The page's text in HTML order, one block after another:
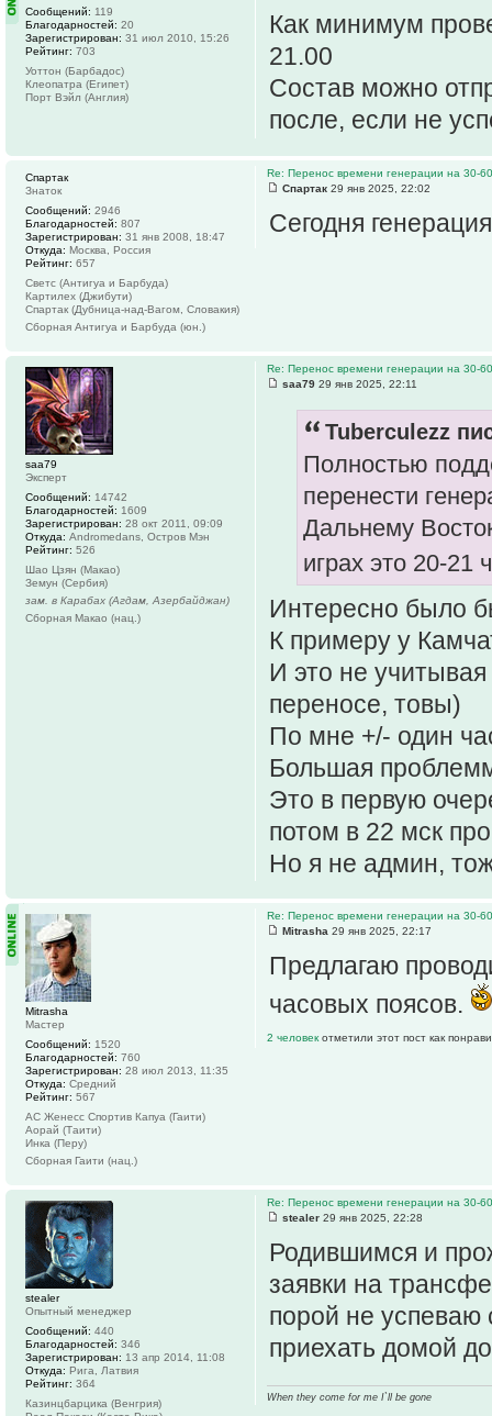
Как минимум
21.00
Состав можно
после, если не
Сообщений: 119
Благодарностей: 20
Зарегистрирован: 31 июл 2010, 15:26
Рейтинг: 703
Уоттон (Барбадос)
Клеопатра (Египет)
Порт Вэйл (Англия)
Re: Перенос времени генерации на 30-
Спартак 29 янв 2025, 22:02
Сегодня
Спартак
Знаток
Сообщений: 2946
Благодарностей: 807
Зарегистрирован: 31 янв 2008, 18:47
Откуда: Москва, Россия
Рейтинг: 657
Светс (Антигуа и Барбуда)
Картилех (Джибути)
Спартак (Дубница-над-Вагом, Словакия)
Сборная Антигуа и Барбуда (юн.)
Re: Перенос времени генерации на 30-
saa79 29 янв 2025, 22:11
Tuberculezz
Полностью
перенести
Дальнему
играх это 20-
Интересно было
К примеру у
И это не
переносе, товы)
По мне +/- один
Большая
Это в первую
потом в 22 мск
Но я не админ,
saa79
Эксперт
Сообщений: 14742
Благодарностей: 1609
Зарегистрирован: 28 окт 2011, 09:09
Откуда: Andromedans, Остров Мэн
Рейтинг: 526
Шао Цзян (Макао)
Земун (Сербия)
зам. в Карабах (Агдам, Азербайджан)
Сборная Макао (нац.)
Re: Перенос времени генерации на 30-
Mitrasha 29 янв 2025, 22:17
Предлагаю
часовых поясов.
2 человек отметили этот пост как
Mitrasha
Мастер
Сообщений: 1520
Благодарностей: 760
Зарегистрирован: 28 июл 2013, 11:35
Откуда: Средний
Рейтинг: 567
АС Женесс Спортив Капуа (Гаити)
Аорай (Таити)
Инка (Перу)
Сборная Гаити (нац.)
Re: Перенос времени генерации на 30-
stealer 29 янв 2025, 22:28
Родившимся и
заявки на
порой не
приехать домой
When they come for me I`ll be gone
stealer
Опытный менеджер
Сообщений: 440
Благодарностей: 346
Зарегистрирован: 13 апр 2014, 11:08
Откуда: Рига, Латвия
Рейтинг: 364
Казинцбарцика (Венгрия)